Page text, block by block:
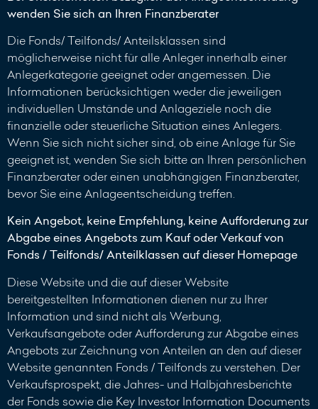
wenden Sie sich an Ihren Finanzberater
Die Fonds/ Teilfonds/ Anteilsklassen sind
möglicherweise nicht für alle Anleger innerhalb einer
Anlegerkategorie geeignet oder angemessen. Die
Informationen berücksichtigen weder die jeweiligen
individuellen Umstände und Anlageziele noch die
finanzielle oder steuerliche Situation eines Anlegers.
Wenn Sie sich nicht sicher sind, ob eine Anlage für Sie
geeignet ist, wenden Sie sich bitte an Ihren persönlichen
Finanzberater oder einen unabhängigen Finanzberater,
bevor Sie eine Anlageentscheidung treffen.
Kein Angebot, keine Empfehlung, keine Aufforderung zur
Abgabe eines Angebots zum Kauf oder Verkauf von
Fonds / Teilfonds/ Anteilklassen auf dieser Homepage
Diese Website und die auf dieser Website
bereitgestellten Informationen dienen nur zu Ihrer
Information und sind nicht als Werbung,
Verkaufsangebote oder Aufforderung zur Abgabe eines
Angebots zur Zeichnung von Anteilen an den auf dieser
Website genannten Fonds / Teilfonds zu verstehen. Der
Verkaufsprospekt, die Jahres- und Halbjahresberichte
der Fonds sowie die Key Investor Information Documents